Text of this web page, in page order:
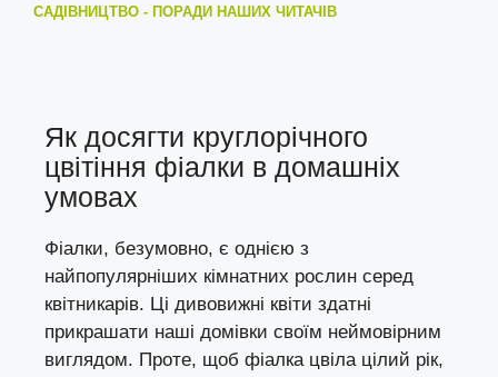
САДІВНИЦТВО - ПОРАДИ НАШИХ ЧИТАЧІВ
Як досягти круглорічного
цвітіння фіалки в домашніх
умовах
Фіалки, безумовно, є однією з
найпопулярніших кімнатних рослин серед
квітникарів. Ці дивовижні квіти здатні
прикрашати наші домівки своїм неймовірним
виглядом. Проте, щоб фіалка цвіла цілий рік,